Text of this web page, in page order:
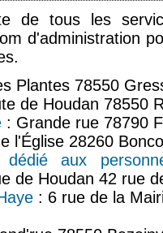
de tous les
d'administration
Plantes 78550
de Houdan 78550
: Grande rue 78790
l'Église 28260
dédié aux
de Houdan 42 rue
: 6 rue de la